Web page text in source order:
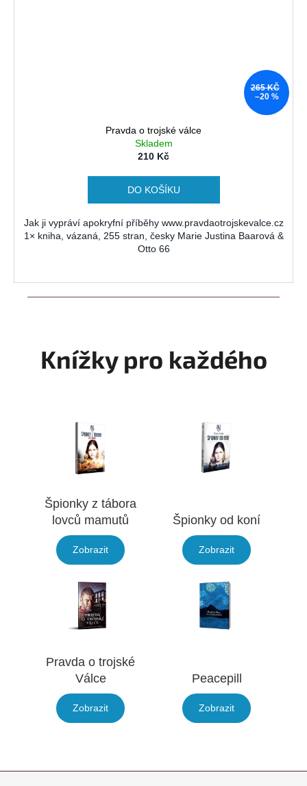
265 KČ
–20 %
Pravda o trojské válce
Skladem
210 Kč
DO KOŠÍKU
Jak ji vypráví apokryfní příběhy www.pravdaotrojskevalce.cz
1× kniha, vázaná, 255 stran, česky Marie Justina Baarová &
Otto 66
Knížky pro každého
Špionky z tábora
lovců mamutů
Zobrazit
Špionky od koní
Zobrazit
Pravda o trojské
Válce
Zobrazit
Peacepill
Zobrazit